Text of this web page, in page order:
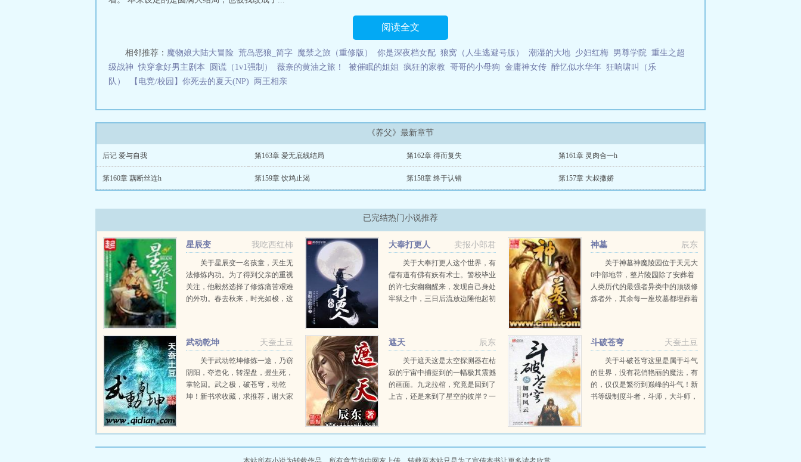
阅读全文
相邻推荐： 魔物娘大陆大冒险 荒岛恶狼_简字 魔禁之旅（重修版） 你是深夜档女配 狼窝（人生逃避号版） 潮湿的大地 少妇红梅 男尊学院 重生之超
级战神 快穿拿好男主剧本 圆谎（1v1强制） 薇奈的黄油之旅！ 被催眠的姐姐 疯狂的家教 哥哥的小母狗 金庸神女传 醉忆似水华年 狂响啸叫（乐
队）
【电竞/校园】你死去的夏天(NP) 两王相亲
《养父》最新章节
后记 爱与自我 第163章 爱无底线结局 第162章 得而复失 第161章 灵肉合一h
第160章 藕断丝连h 第159章 饮鸩止渴 第158章 终于认错 第157章 大叔撒娇
已完结热门小说推荐
我吃西红柿
星辰变
关于星辰变一名孩童，天生无
法修炼内功。为了得到父亲的重视
关注，他毅然选择了修炼痛苦艰难
的外功。春去秋来，时光如梭，这
青年无...
卖报小郎君
大奉打更人
关于大奉打更人这个世界，有
儒有道有佛有妖有术士。警校毕业
的许七安幽幽醒来，发现自己身处
牢狱之中，三日后流放边陲他起初
辰东
神墓
关于神墓神魔陵园位于天元大
6中部地带，整片陵园除了安葬着
人类历代的最强者异类中的顶级修
炼者外，其余每一座坟墓都埋葬着
复活而出，望...
天蚕土豆
武动乾坤
关于武动乾坤修炼一途，乃窃
阴阳，夺造化，转涅盘，握生死，
掌轮回。武之极，破苍穹，动乾
坤！新书求收藏，求推荐，谢大家
辰东
遮天
关于遮天这是太空探测器在枯
寂的宇宙中捕捉到的一幅极其震撼
的画面。九龙拉棺，究竟是回到了
上古，还是来到了星空的彼岸？一
瀚海汹涌，欲望如深渊无止境登天
天蚕土豆
斗破苍穹
关于斗破苍穹这里是属于斗气
的世界，没有花俏艳丽的魔法，有
的，仅仅是繁衍到巅峰的斗气！新
书等级制度斗者，斗师，大斗师，
在发展到巅峰之后...